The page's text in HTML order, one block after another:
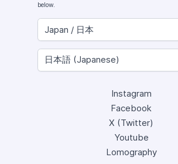
below.
Instagram
Facebook
X (Twitter)
Youtube
Lomography